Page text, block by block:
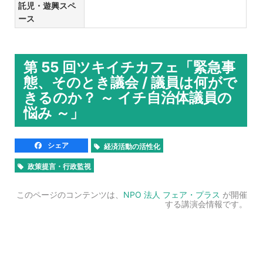
託児・遊興スペ
ース
第 55 回ツキイチカフェ「緊急事
態、そのとき議会 / 議員は何がで
きるのか？ ～ イチ自治体議員の
悩み ～」
シェア 経済活動の活性化
政策提言・行政監視
このページのコンテンツは、 NPO 法人 フェア・プラス が開催
する講演会情報です。